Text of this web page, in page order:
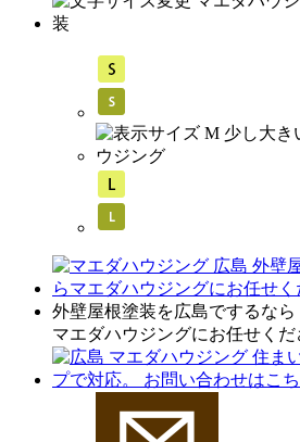
外壁屋根塗装を広島でするなら
マエダハウジングにお任せくだ